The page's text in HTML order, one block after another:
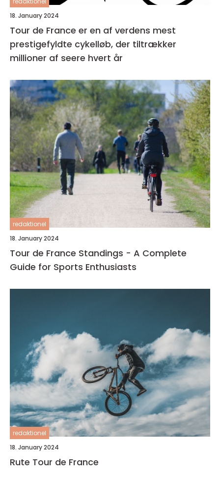
18. January 2024
Tour de France er en af verdens mest
prestigefyldte cykelløb, der tiltrækker
millioner af seere hvert år
redaktionel
18. January 2024
Tour de France Standings - A Complete
Guide for Sports Enthusiasts
redaktionel
18. January 2024
Rute Tour de France